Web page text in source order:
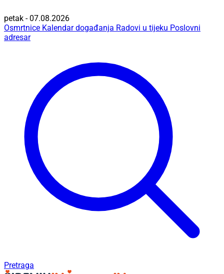
petak - 07.08.2026
Osmrtnice Kalendar događanja Radovi u tijeku Poslovni
adresar
Pretraga